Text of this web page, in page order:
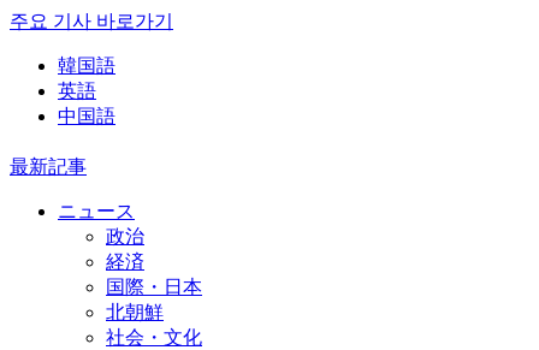
주요 기사 바로가기
韓国語
英語
中国語
最新記事
ニュース
政治
経済
国際・日本
北朝鮮
社会・文化